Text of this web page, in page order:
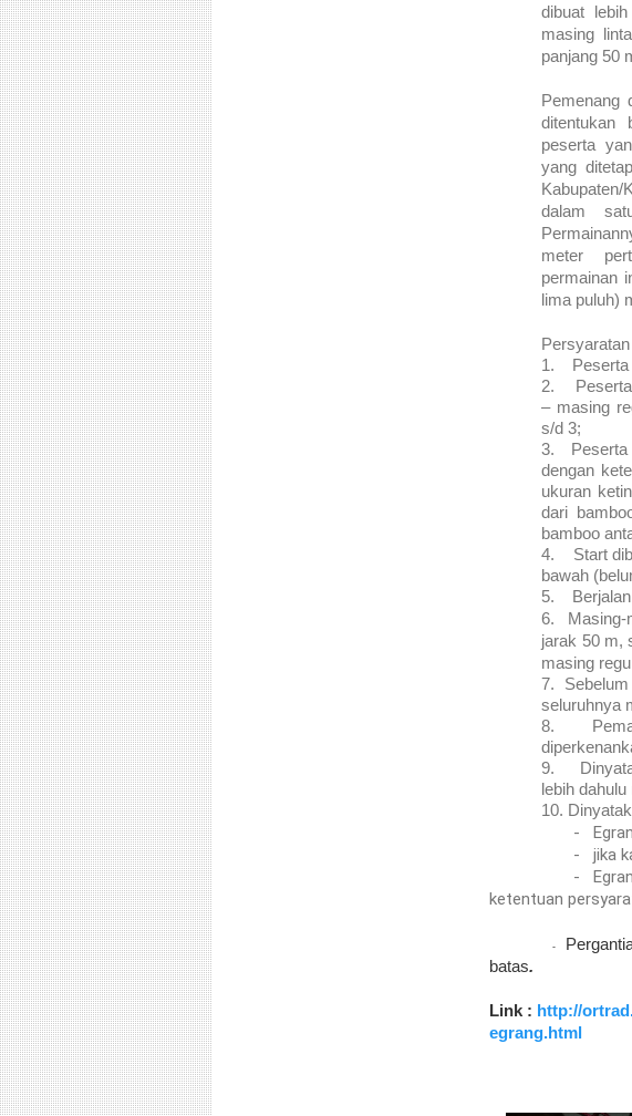
dibuat
masing
panjang 50
Pemenang
ditentukan
peserta
yang
Kabupaten/
dalam
meter
permainan
lima puluh)
1.
2.
– masing
s/d 3;
3.
dengan
ukuran
dari
bamboo
4.
Start
bawah
5.
6.
jarak 50 m,
masing
7.
seluruhnya
8.
9.
lebih
10.
-
-
jika
-
ketentuan
-
batas.
Link : http://
egrang.html